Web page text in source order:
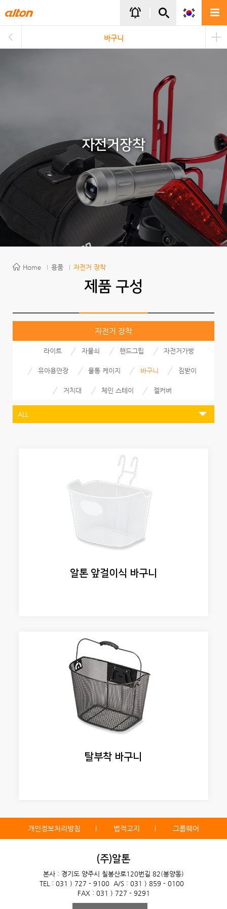
notifications_active
바구니
자전거장착
Home 용품 자전거 장착
제품 구성
자전거 장착
라이트 자물쇠 핸드그립 자전거가방
유아용안장 물통 케이지 바구니 짐받이
거치대 체인 스테이 젤커버
알톤 앞걸이식 바구니
탈부착 바구니
개인정보처리방침 법적고지 그룹웨어
(주)알톤
본사 : 경기도 양주시 칠봉산로120번길 82(봉양동)
TEL : 031 ) 727 - 9100
A/S : 031 ) 859 - 0100
FAX : 031 ) 727 - 9291